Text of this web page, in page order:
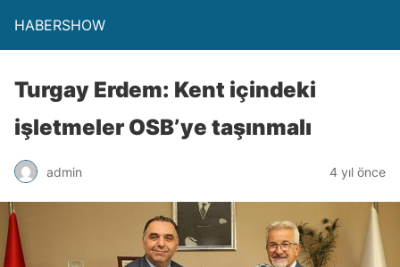
HABERSHOW
Turgay Erdem: Kent içindeki
işletmeler OSB’ye taşınmalı
admin 4 yıl önce